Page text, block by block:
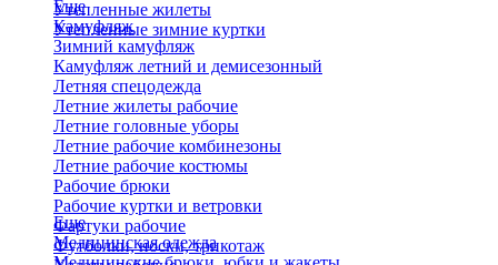
Утепленные жилеты
Утепленные зимние куртки
Еще
Камуфляж
Зимний камуфляж
Камуфляж летний и демисезонный
Летняя спецодежда
Летние жилеты рабочие
Летние головные уборы
Летние рабочие комбинезоны
Летние рабочие костюмы
Рабочие брюки
Рабочие куртки и ветровки
Фартуки рабочие
Футболки, носки, трикотаж
Еще
Медицинская одежда